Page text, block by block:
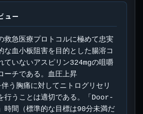
ュー
救急医療プロトコルに極めて忠実
な血小板阻害を目的とした腸溶コ
ていないアスピリン324mgの咀嚼
ーチである。血圧上昇
う胸痛に対してニトログリセリ
行うことは適切である。「Door-
間（標準的な目標は90分未満だ